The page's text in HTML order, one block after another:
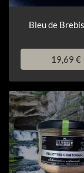
Bleu de
19,69 €